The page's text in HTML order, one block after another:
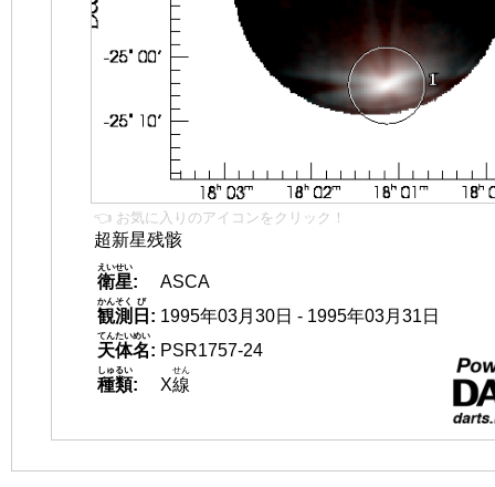
👈 お気に入りのアイコンをクリック！
超新星残骸
衛星
えいせい
:
ASCA
観測
かんそく
日
び
: 1995年03月30日 - 1995年03月31日
天体名
てんたいめい
: PSR1757-24
種類
しゅるい
: X線
せん